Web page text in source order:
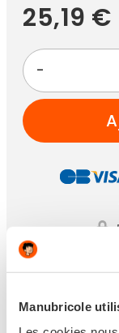
Manubricole
25,19 €
-
2026 avec